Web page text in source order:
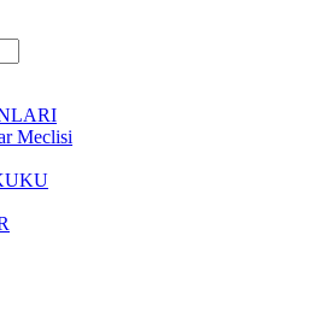
Meclisi